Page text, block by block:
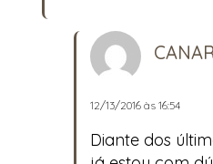
12/13/2016 às 16:54
Diante dos